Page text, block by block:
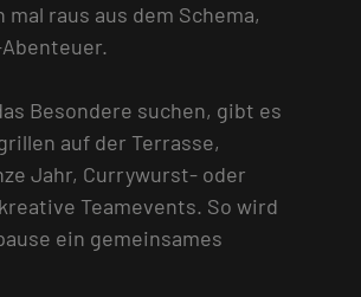
mal raus aus dem Schema,
Besondere suchen, gibt es
auf der Terrasse,
Jahr, Currywurst- oder
Teamevents. So wird
ein gemeinsames